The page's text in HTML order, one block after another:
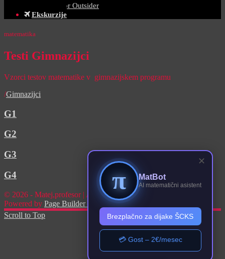
Tabor Outsider
Ekskurzije
matematika
Testi Gimnazijci
Vzorci testov matematike v gimnazijskem programu
/Gimnazijci
G1
G2
G3
G4
© 2026 - Matej,profesor | All rights reserved
Powered by Page Builder Framework
✕
π MatBot
AI matematični asistent
Brezplačno za dijake ŠCKS
💳 Gost – 2€/mesec
Scroll to Top